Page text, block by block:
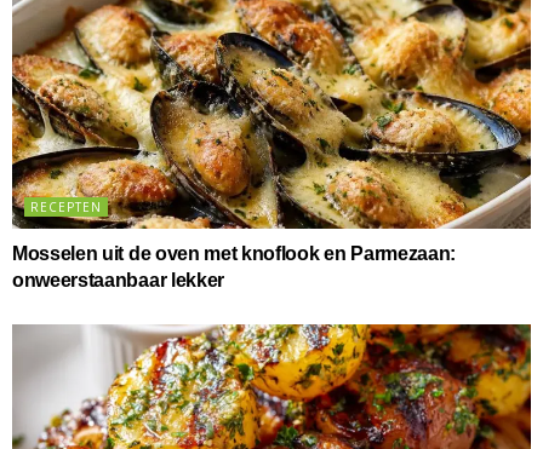
RECEPTEN
Mosselen uit de oven met knoflook en Parmezaan:
onweerstaanbaar lekker